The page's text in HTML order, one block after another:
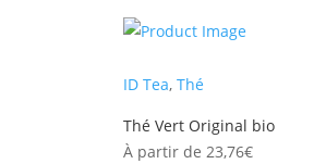
ID Tea,Thé
Thé Vert Original bio
À partir de23,76€